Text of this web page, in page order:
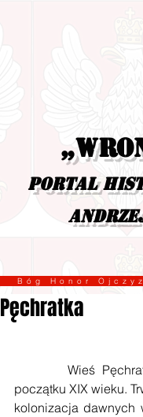
portal
Honor
Pęchratka
Wieś
początku XIX wieku.
kolonizacja dawnych